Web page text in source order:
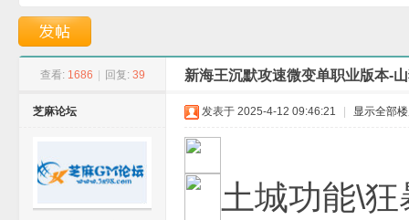
查看: 1686 回复: 39 新海王沉默攻速微变单职业版本-
芝麻论坛 发表于 2025-4-12 09:46:21 显示全部
土城功能